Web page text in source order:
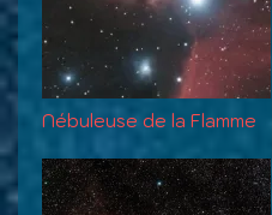
Nébuleuse de la Flamme